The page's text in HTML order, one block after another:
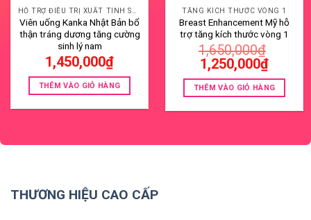
Viên uống Kanka Nhật Bản bổ
thận tráng dương tăng cường
sinh lý nam
1,450,000₫
THÊM VÀO GIỎ HÀNG
TĂNG KÍCH THƯỚC VÒNG 1
Breast Enhancement Mỹ hỗ
trợ tăng kích thước vòng 1
1,650,000₫
Giá
gốc
là:
1,650,000₫.
1,250,000₫Giá
tại
là:
THÊM VÀO GIỎ HÀNG
THƯƠNG HIỆU CAO CẤP